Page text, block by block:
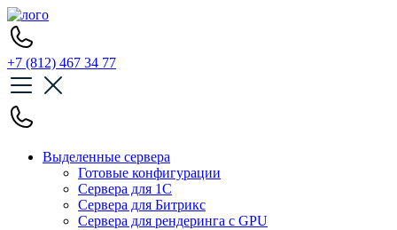
+7 (812) 467 34 77
Выделенные сервера
Готовые конфигурации
Сервера для 1С
Сервера для Битрикс
Сервера для рендеринга с GPU